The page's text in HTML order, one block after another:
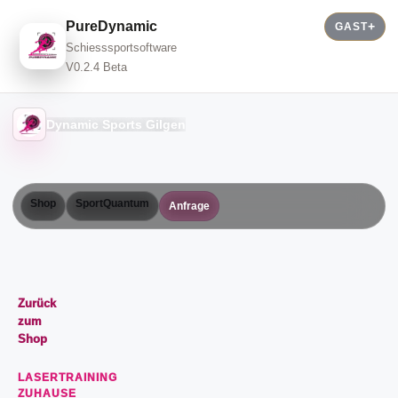
PureDynamic
Schiesssportsoftware
V0.2.4 Beta
GAST
Dynamic Sports Gilgen
Shop SportQuantum Anfrage
Zurück
zum
Shop
LASERTRAINING
ZUHAUSE